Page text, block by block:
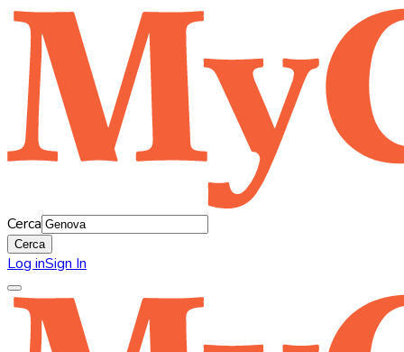
Cerca
Cerca
Log inSign In